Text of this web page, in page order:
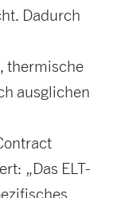
Dadurch
thermische
ausglichen
„Das ELT-